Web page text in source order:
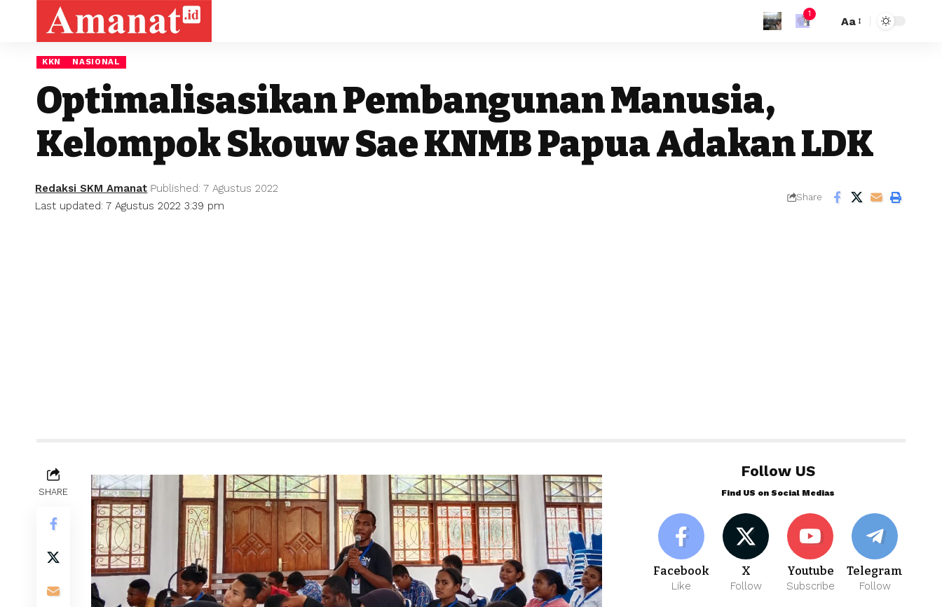
1
Aa
KKN NASIONAL
Optimalisasikan Pembangunan Manusia,
Kelompok Skouw Sae KNMB Papua Adakan LDK
Last updated: 7 Agustus 2022 3:39 pm
Redaksi SKM Amanat Published: 7 Agustus 2022
Share
SHARE
Follow US
Find US on Social Medias
Facebook
Like
X
Follow
Youtube
Subscribe
Telegram
Follow